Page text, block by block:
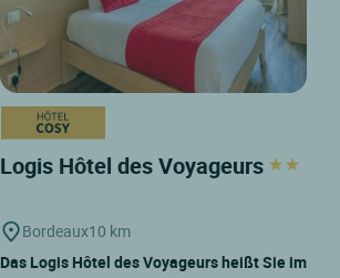
Logis Hôtel des Voyageurs
Bordeaux10 km
Das Logis Hôtel des Voyageurs heißt Sie im